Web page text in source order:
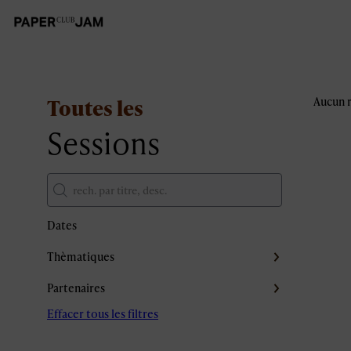
Toutes les
Sessions
Dates
Thèmatiques
Partenaires
Effacer tous les filtres
Aucun